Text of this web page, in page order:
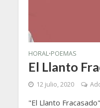
HORAL•POEMAS
El Llanto
12 julio, 2020
"El Llanto